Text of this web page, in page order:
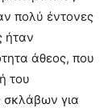
πολύ έντονες
ήταν
άθεος, που
του
σκλάβων για